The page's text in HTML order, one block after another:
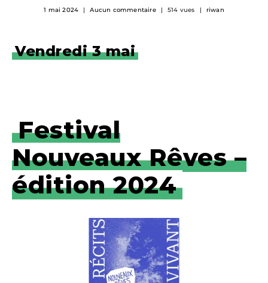
1 mai 2024 Aucun commentaire 514 vues riwan
Vendredi 3 mai
Festival
Nouveaux Rêves –
édition 2024